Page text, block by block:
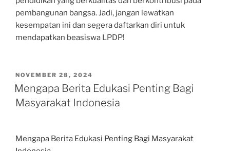
pembangunan bangsa. Jadi, jangan lewatkan
kesempatan ini dan segera daftarkan diri untuk
mendapatkan beasiswa LPDP!
POSTED
ON
NOVEMBER 28, 2024
Mengapa Berita Edukasi Penting Bagi
Masyarakat Indonesia
Mengapa Berita Edukasi Penting Bagi Masyarakat